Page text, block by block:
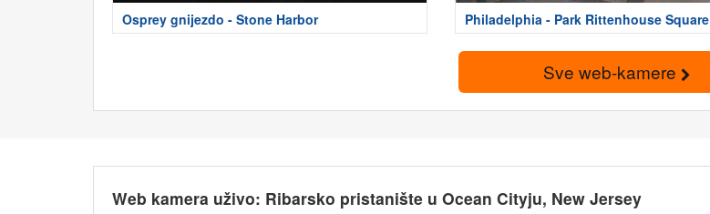
Osprey gnijezdo - Stone Harbor Philadelphia - Park Rittenhouse Square
Sve web-kamere
Web kamera uživo: Ribarsko pristanište u Ocean Cityju, New Jersey